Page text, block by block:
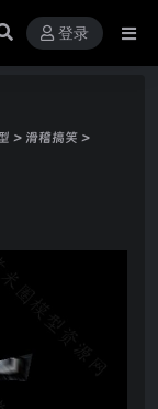
登录
> 滑稽搞笑 >